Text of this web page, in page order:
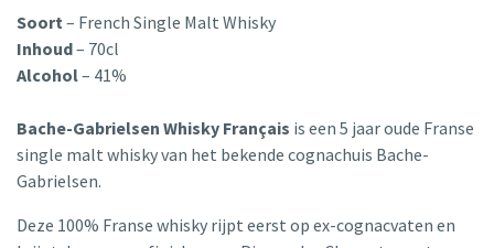
Soort– French Single Malt Whisky
Inhoud– 70cl
Alcohol– 41%
Bache-Gabrielsen Whisky Français is een 5 jaar oude Franse
single malt whisky van het bekende cognachuis Bache-
Gabrielsen.
Deze 100% Franse whisky rijpt eerst op ex-cognacvaten en